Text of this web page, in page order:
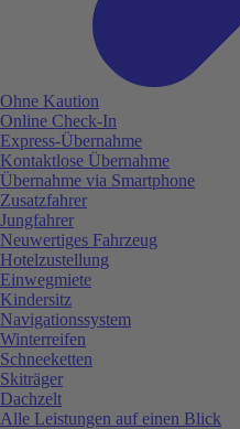
Ohne Kaution
Online Check-In
Express-Übernahme
Kontaktlose Übernahme
Übernahme via Smartphone
Zusatzfahrer
Jungfahrer
Neuwertiges Fahrzeug
Hotelzustellung
Einwegmiete
Kindersitz
Navigationssystem
Winterreifen
Schneeketten
Skiträger
Dachzelt
Alle Leistungen auf einen Blick